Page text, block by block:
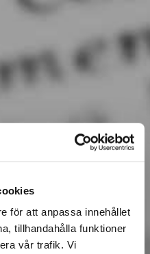
för att anpassa innehållet
tillhandahålla funktioner
vår trafik. Vi